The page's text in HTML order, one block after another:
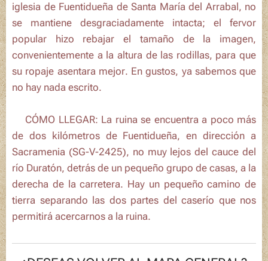
iglesia de Fuentidueña de Santa María del Arrabal, no
se mantiene desgraciadamente intacta; el fervor
popular hizo rebajar el tamaño de la imagen,
convenientemente a la altura de las rodillas, para que
su ropaje asentara mejor. En gustos, ya sabemos que
no hay nada escrito.
🗺️CÓMO LLEGAR: La ruina se encuentra a poco más
de dos kilómetros de Fuentidueña, en dirección a
Sacramenia (SG-V-2425), no muy lejos del cauce del
río Duratón, detrás de un pequeño grupo de casas, a la
derecha de la carretera. Hay un pequeño camino de
tierra separando las dos partes del caserío que nos
permitirá acercarnos a la ruina.